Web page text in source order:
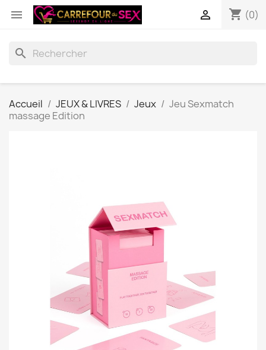
 shopping_cart (0)

search
Accueil JEUX & LIVRES Jeux
Jeu Sexmatch
massage Edition